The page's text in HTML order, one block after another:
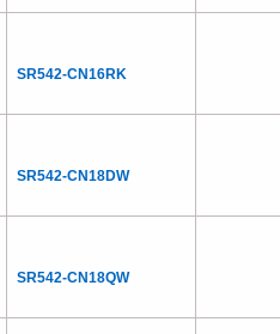
SR542-CN16RK
SR542-CN18DW
SR542-CN18QW